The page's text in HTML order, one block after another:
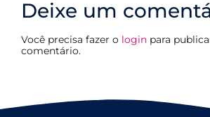
Deixe um
Você precisa fazer o login para
comentário.